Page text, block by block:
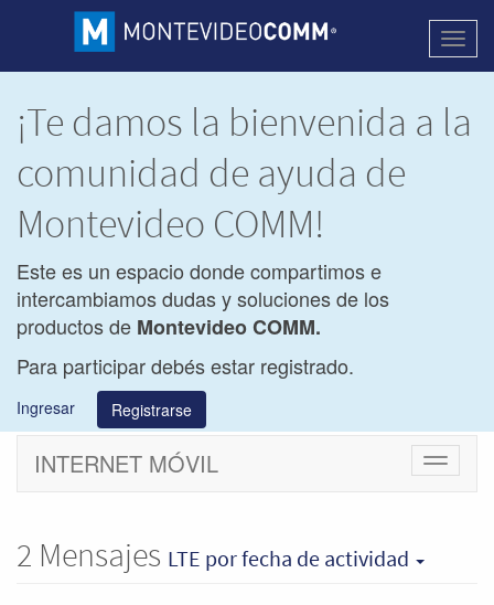
¡Te damos la bienvenida a la
comunidad de ayuda de
Montevideo COMM!
Este es un espacio donde compartimos e
intercambiamos dudas y soluciones de los
productos de Montevideo COMM.
Para participar debés estar registrado.
Ingresar Registrarse
Cambiar
INTERNET MÓVIL
2 Mensajes LTE por fecha de actividad